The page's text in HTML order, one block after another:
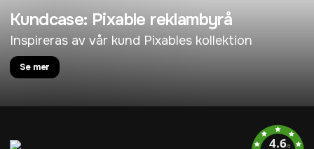
Kundcase: Pixable reklambyrå
Inspireras av vår kund Pixables kollektion
Se mer
4.6/5